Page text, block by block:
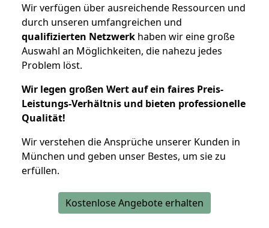
Wir verfügen über ausreichende Ressourcen und
durch unseren umfangreichen und
qualifizierten Netzwerk haben wir eine große
Auswahl an Möglichkeiten, die nahezu jedes
Problem löst.
Wir legen großen Wert auf ein faires Preis-
Leistungs-Verhältnis und bieten professionelle
Qualität!
Wir verstehen die Ansprüche unserer Kunden in
München und geben unser Bestes, um sie zu
erfüllen.
Kostenlose Angebote erhalten